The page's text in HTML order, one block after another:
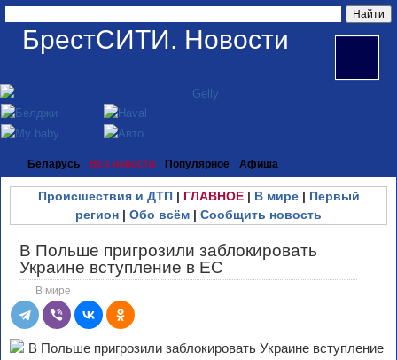
БрестСИТИ. Новости
Беларусь Все новости Популярное Афиша
Происшествия и ДТП| ГЛАВНОЕ| В мире| Первый
регион | Обо всём | Сообщить новость
В Польше пригрозили заблокировать
Украине вступление в ЕС
В мире